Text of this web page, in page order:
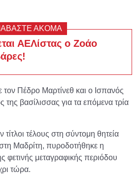
ΑΚΟΜΑ
ΑΕΛίστας ο Ζοάο
Πέδρο Μαρτίνεθ και ο Ισπανός
της βασίλισσας για τα επόμενα τρία
τέλους στη σύντομη θητεία
Μαδρίτη, πυροδοτήθηκε η
φετινής μεταγραφικής περιόδου
τώρα.